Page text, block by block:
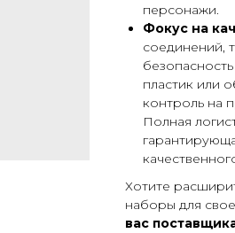
персонажи.
Фокус на
соединений,
пластик или
контроль на
Полная
Хотите
наборы для
вас